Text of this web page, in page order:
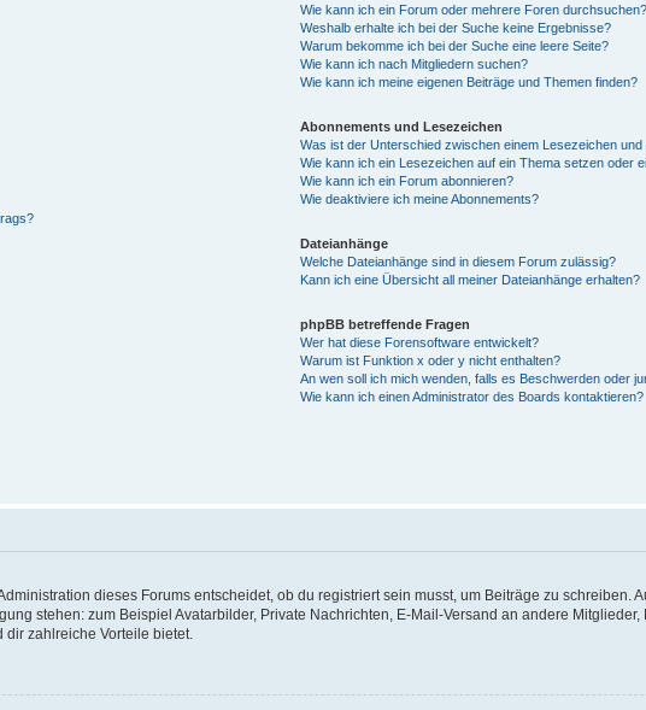
Wie kann ich ein Forum oder mehrere Foren durchsuchen?
Weshalb erhalte ich bei der Suche keine Ergebnisse?
Warum bekomme ich bei der Suche eine leere Seite?
Wie kann ich nach Mitgliedern suchen?
Wie kann ich meine eigenen Beiträge und Themen finden?
Abonnements und Lesezeichen
Was ist der Unterschied zwischen einem Lesezeichen
Wie kann ich ein Lesezeichen auf ein Thema setzen oder
Wie kann ich ein Forum abonnieren?
Wie deaktiviere ich meine Abonnements?
Dateianhänge
Welche Dateianhänge sind in diesem Forum zulässig?
Kann ich eine Übersicht all meiner Dateianhänge erhalten?
phpBB betreffende Fragen
Wer hat diese Forensoftware entwickelt?
Warum ist Funktion x oder y nicht enthalten?
An wen soll ich mich wenden, falls es Beschwerden oder
Wie kann ich einen Administrator des Boards kontaktieren?
dieses Forums entscheidet, ob du registriert sein musst, um Beiträge zu schreiben.
stehen: zum Beispiel Avatarbilder, Private Nachrichten, E-Mail-Versand an andere
zahlreiche Vorteile bietet.